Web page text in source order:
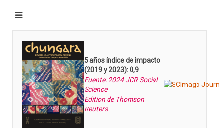
5 años índice de impacto
(2019 y 2023): 0,9
Fuente: 2024 JCR Social
Science
Edition de Thomson
Reuters